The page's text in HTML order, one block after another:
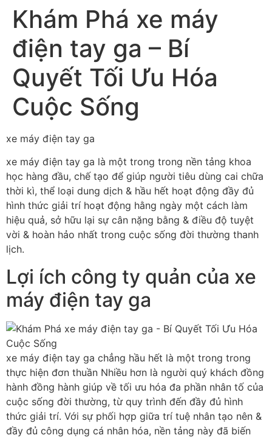
Khám Phá xe máy
điện tay ga – Bí
Quyết Tối Ưu Hóa
Cuộc Sống
xe máy điện tay ga
xe máy điện tay ga là một trong trong nền tảng khoa
học hàng đầu, chế tạo để giúp người tiêu dùng cai chữa
thời kì, thể loại dung dịch & hầu hết hoạt động đầy đủ
hình thức giải trí hoạt động hằng ngày một cách làm
hiệu quả, sở hữu lại sự cân nặng bằng & điều độ tuyệt
vời & hoàn hảo nhất trong cuộc sống đời thường thanh
lịch.
Lợi ích công ty quản của xe
máy điện tay ga
xe máy điện tay ga chẳng hầu hết là một trong trong
thực hiện đơn thuần Nhiều hơn là người quý khách đồng
hành đồng hành giúp về tối ưu hóa đa phần nhân tố của
cuộc sống đời thường, từ quy trình đến đầy đủ hình
thức giải trí. Với sự phối hợp giữa trí tuệ nhân tạo nên &
đầy đủ công dụng cá nhân hóa, nền tảng này đã biến